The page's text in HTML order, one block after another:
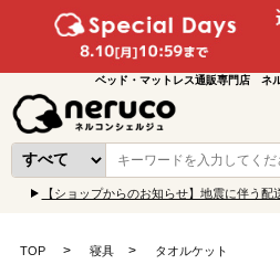
ベッド・マットレス通販専門店 ネ
【ショップからのお知らせ】地震に伴う
TOP 寝具 タオルケット